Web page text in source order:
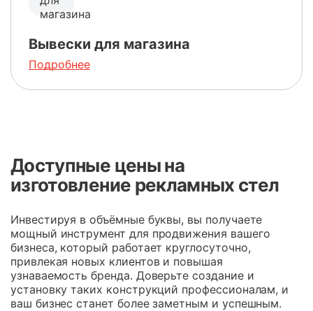
Вывески для магазина
Подробнее
Доступные ценына
изготовление рекламных стел
Инвестируя в объёмные буквы, вы получаете
мощный инструмент для продвижения вашего
бизнеса, который работает круглосуточно,
привлекая новых клиентов и повышая
узнаваемость бренда. Доверьте создание и
установку таких конструкций профессионалам, и
ваш бизнес станет более заметным и успешным.